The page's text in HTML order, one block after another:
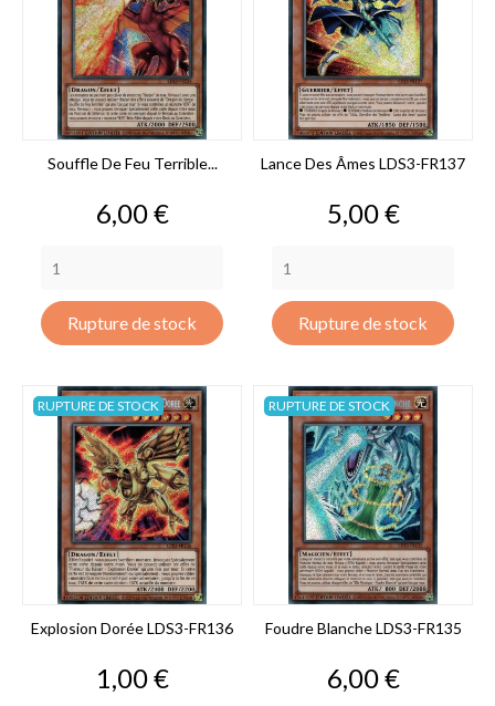
Souffle De Feu Terrible...
Prix
6,00 €
Rupture de stock
Lance Des Âmes LDS3-FR137
Prix
5,00 €
Rupture de stock
Explosion Dorée LDS3-FR136
Prix
1,00 €
RUPTURE DE STOCK
Foudre Blanche LDS3-FR135
Prix
6,00 €
RUPTURE DE STOCK